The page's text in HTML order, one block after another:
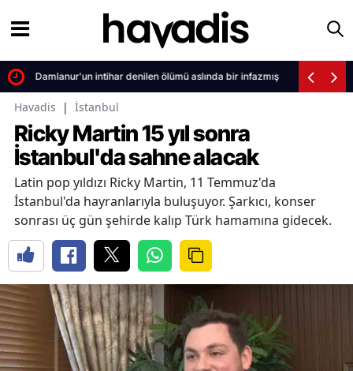
Damlanur'un intihar denilen ölümü aslında bir infazmış
Havadis | İstanbul
Ricky Martin 15 yıl sonra
İstanbul'da sahne alacak
Latin pop yıldızı Ricky Martin, 11 Temmuz'da
İstanbul'da hayranlarıyla buluşuyor. Şarkıcı, konser
sonrası üç gün şehirde kalıp Türk hamamına gidecek.